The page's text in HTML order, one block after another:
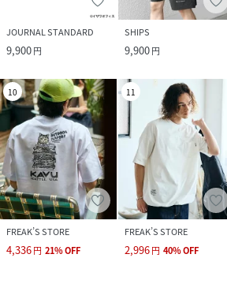
JOURNAL STANDARD
9,900円
SHIPS
9,900円
10
FREAK’S STORE
4,336円 21%OFF
11
FREAK’S STORE
2,996円 40%OFF